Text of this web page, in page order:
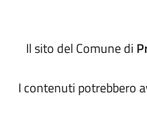
Il sito del Comune di
I contenuti potrebbero